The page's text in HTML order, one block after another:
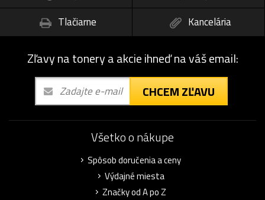
Tlačiarne
Kancelária
Zľavy na tonery a akcie ihneď na váš email:
CHCEM ZĽAVU
Všetko o nákupe
Spôsob doručenia a ceny
Výdajné miesta
Značky od A po Z